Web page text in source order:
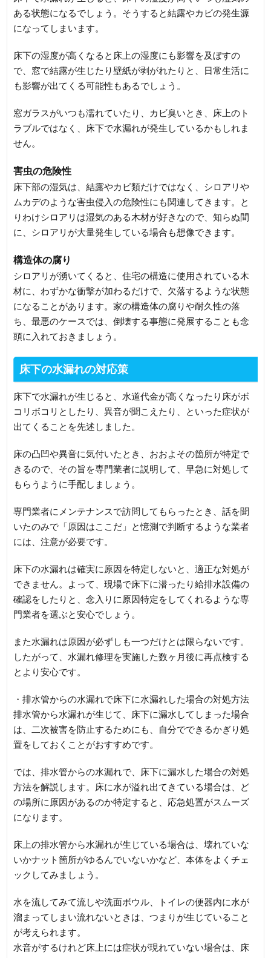
ある状態になるでしょう。そうすると結露やカビの発生源
になってしまいます。
床下の湿度が高くなると床上の湿度にも影響を及ぼすの
で、窓で結露が生じたり壁紙が剥がれたりと、日常生活に
も影響が出てくる可能性もあるでしょう。
窓ガラスがいつも濡れていたり、カビ臭いとき、床上のト
ラブルではなく、床下で水漏れが発生しているかもしれま
せん。
害虫の危険性
床下部の湿気は、結露やカビ類だけではなく、シロアリや
ムカデのような害虫侵入の危険性にも関連してきます。と
りわけシロアリは湿気のある木材が好きなので、知らぬ間
に、シロアリが大量発生している場合も想像できます。
構造体の腐り
シロアリが湧いてくると、住宅の構造に使用されている木
材に、わずかな衝撃が加わるだけで、欠落するような状態
になることがあります。家の構造体の腐りや耐久性の落
ち、最悪のケースでは、倒壊する事態に発展することも念
頭に入れておきましょう。
床下の水漏れの対応策
床下で水漏れが生じると、水道代金が高くなったり床がボ
コリボコリとしたり、異音が聞こえたり、といった症状が
出てくることを先述しました。
床の凸凹や異音に気付いたとき、おおよその箇所が特定で
きるので、その旨を専門業者に説明して、早急に対処して
もらうように手配しましょう。
専門業者にメンテナンスで訪問してもらったとき、話を聞
いたのみで「原因はここだ」と憶測で判断するような業者
には、注意が必要です。
床下の水漏れは確実に原因を特定しないと、適正な対処が
できません。よって、現場で床下に潜ったり給排水設備の
確認をしたりと、念入りに原因特定をしてくれるような専
門業者を選ぶと安心でしょう。
また水漏れは原因が必ずしも一つだけとは限らないです。
したがって、水漏れ修理を実施した数ヶ月後に再点検する
とより安心です。
・排水管からの水漏れで床下に水漏れした場合の対処方法
排水管から水漏れが生じて、床下に漏水してしまった場合
は、二次被害を防止するためにも、自分でできるかぎり処
置をしておくことがおすすめです。
では、排水管からの水漏れで、床下に漏水した場合の対処
方法を解説します。床に水が溢れ出てきている場合は、ど
の場所に原因があるのか特定すると、応急処置がスムーズ
になります。
床上の排水管から水漏れが生じている場合は、壊れていな
いかナット箇所がゆるんでいないかなど、本体をよくチェ
ックしてみましょう。
水を流してみて流しや洗面ボウル、トイレの便器内に水が
溜まってしまい流れないときは、つまりが生じていること
が考えられます。
水音がするけれど床上には症状が現れていない場合は、床